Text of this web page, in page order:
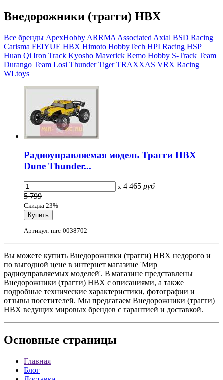
Внедорожники (трагги) HBX
Все бренды ApexHobby ARRMA Associated Axial BSD Racing
Carisma FEIYUE HBX Himoto HobbyTech HPI Racing HSP
Huan Qi Iron Track Kyosho Maverick Remo Hobby S-Track Team
Durango Team Losi Thunder Tiger TRAXXAS VRX Racing
WLtoys
Радиоуправляемая модель Трагги HBX
Dune Thunder...
x 4 465 руб
5 799
Скидка 23%
Артикул: mrc-0038702
Вы можете купить Внедорожники (трагги) HBX недорого и
по выгодной цене в интернет магазине 'Мир
радиоуправляемых моделей'. В магазине представлены
Внедорожники (трагги) HBX с описаниями, а также
подробные технические характеристики, фотографии и
отзывы посетителей. Мы предлагаем Внедорожники (трагги)
HBX ведущих мировых брендов с гарантией и доставкой.
Основные страницы
Главная
Блог